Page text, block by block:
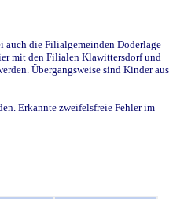
auch die Filialgemeinden Doderlage
mit den Filialen Klawittersdorf und
Übergangsweise sind Kinder aus
Erkannte zweifelsfreie Fehler im